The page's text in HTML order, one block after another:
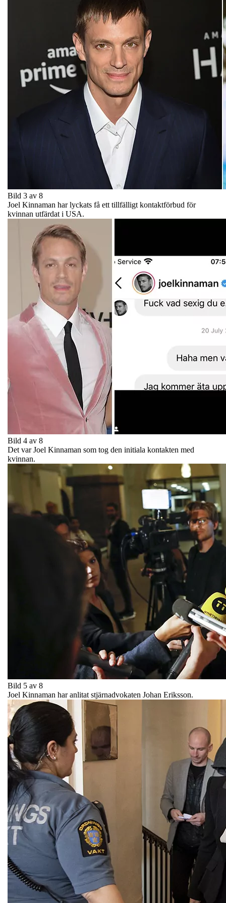
Bild 3 av 8
Joel Kinnaman har lyckats få ett tillfälligt kontaktförbud för
kvinnan utfärdat i USA.
Bild 4 av 8
Det var Joel Kinnaman som tog den initiala kontakten med
kvinnan.
Bild 5 av 8
Joel Kinnaman har anlitat stjärnadvokaten Johan Eriksson.